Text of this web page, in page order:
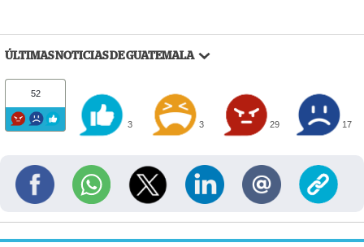
ÚLTIMAS NOTICIAS DE GUATEMALA
52
3 3 29 17